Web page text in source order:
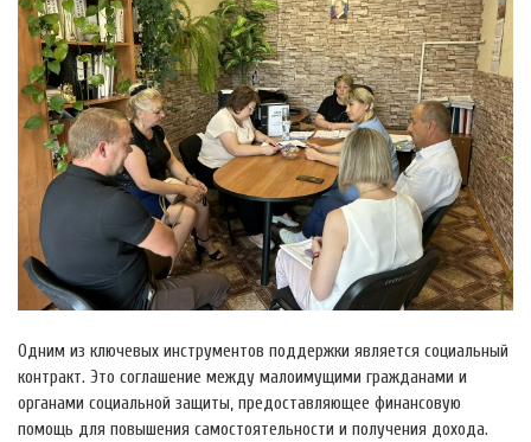
Одним из ключевых инструментов поддержки является социальный
контракт. Это соглашение между малоимущими гражданами и
органами социальной защиты, предоставляющее финансовую
помощь для повышения самостоятельности и получения дохода.